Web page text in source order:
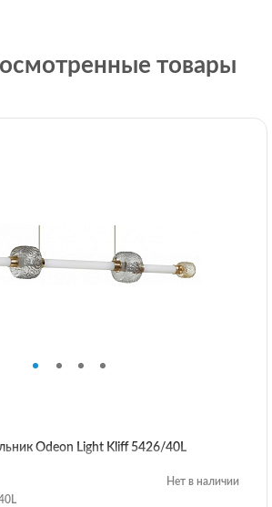
товары
Odeon Light Kliff 5426/40L
Нет в наличии